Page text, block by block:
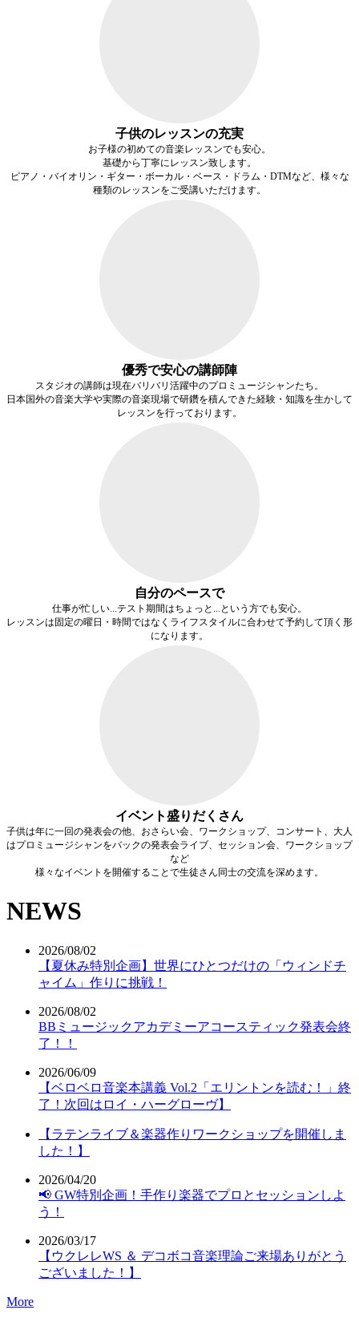
子供のレッスンの充実
お子様の初めての音楽レッスンでも安心。
基礎から丁寧にレッスン致します。
ピアノ・バイオリン・ギター・ボーカル・ベース・ドラム・DTMなど、様々な
種類のレッスンをご受講いただけます。
優秀で安心の講師陣
スタジオの講師は現在バリバリ活躍中のプロミュージシャンたち。
日本国外の音楽大学や実際の音楽現場で研鑽を積んできた経験・知識を生かして
レッスンを行っております。
自分のペースで
仕事が忙しい...テスト期間はちょっと...という方でも安心。
レッスンは固定の曜日・時間ではなく ライフスタイルに合わせて予約して頂く形
になります。
イベント盛りだくさん
子供は年に一回の発表会の他、おさらい会、ワークショップ、コンサート、大人
はプロミュージシャンをバックの発表会ライブ、セッション会、ワークショップ
など
様々なイベントを開催することで生徒さん同士の交流を深めます。
NEWS
2026/08/02
【夏休み特別企画】世界にひとつだけの「ウィンドチ
ャイム」作りに挑戦！
2026/08/02
BBミュージックアカデミーアコースティック発表会終
了！！
2026/06/09
【ベロベロ音楽本講義 Vol.2「エリントンを読む！」終
了！次回はロイ・ハーグローヴ】
【ラテンライブ＆楽器作りワークショップを開催しま
した！】
2026/04/20
📢 GW特別企画！手作り楽器でプロとセッションしよ
う！
2026/03/17
【ウクレレWS ＆ デコボコ音楽理論ご来場ありがとう
ございました！】
More